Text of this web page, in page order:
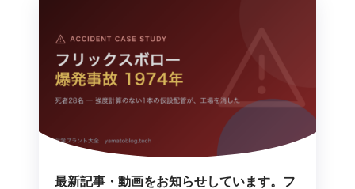
最新記事・動画をお知らせしています。フ